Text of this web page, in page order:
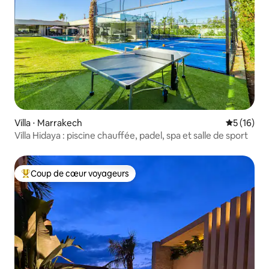
Villa ⋅ Marrakech
5 (16)
Villa Hidaya : piscine chauffée, padel, spa et salle de sport
Coups de cœur voyageurs les plus appréciés
Coup de cœur voyageurs